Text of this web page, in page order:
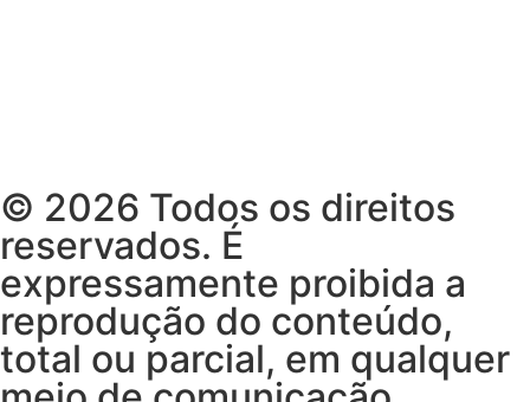
© 2026 Todos os direitos
reservados. É
expressamente proibida a
reprodução do conteúdo,
total ou parcial, em qualquer